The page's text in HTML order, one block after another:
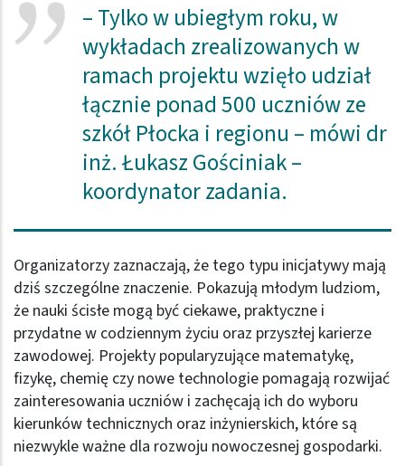
– Tylko w ubiegłym roku, w
wykładach zrealizowanych w
ramach projektu wzięło udział
łącznie ponad 500 uczniów ze
szkół Płocka i regionu – mówi dr
inż. Łukasz Gościniak –
koordynator zadania.
Organizatorzy zaznaczają, że tego typu inicjatywy mają
dziś szczególne znaczenie. Pokazują młodym ludziom,
że nauki ścisłe mogą być ciekawe, praktyczne i
przydatne w codziennym życiu oraz przyszłej karierze
zawodowej. Projekty popularyzujące matematykę,
fizykę, chemię czy nowe technologie pomagają rozwijać
zainteresowania uczniów i zachęcają ich do wyboru
kierunków technicznych oraz inżynierskich, które są
niezwykle ważne dla rozwoju nowoczesnej gospodarki.